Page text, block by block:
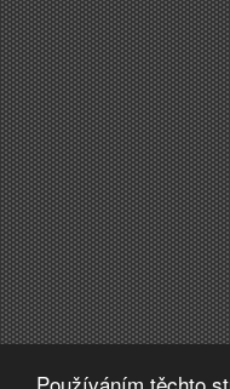
Používáním těchto